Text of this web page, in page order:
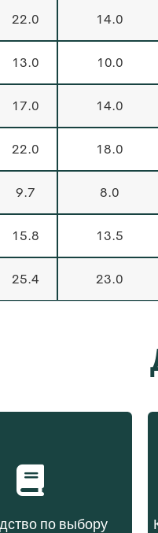
22.0 14.0
13.0 10.0
17.0 14.0
22.0 18.0
9.7 8.0
15.8 13.5
25.4 23.0
по выбору